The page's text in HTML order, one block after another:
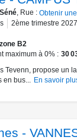
Séné, Rue : Obtenir
2ème trimestre 2027
zone B2
maximum à 0%
30
Tevenn, propose un
en bus... En savoir
-